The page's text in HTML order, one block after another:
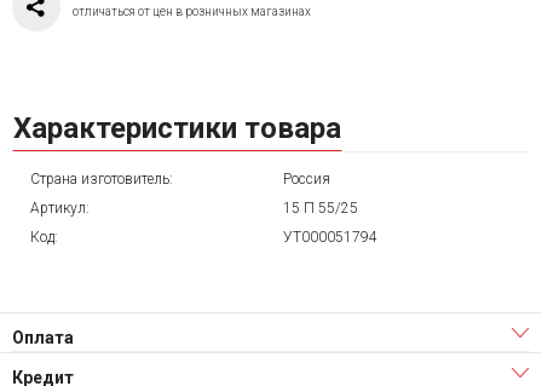
отличаться от цен в розничных магазинах
Характеристики товара
Страна изготовитель:
Россия
Артикул:
15 П 55/25
Код:
УТ000051794
Оплата
Кредит